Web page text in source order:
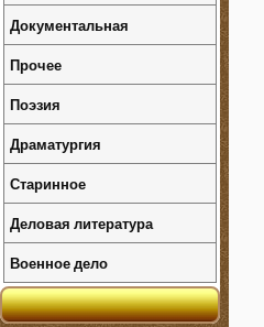
Документальная
Прочее
Поэзия
Драматургия
Старинное
Деловая литература
Военное дело